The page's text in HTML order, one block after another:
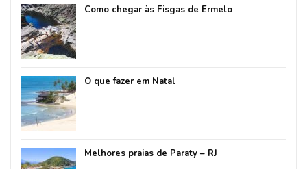
Como chegar às Fisgas de Ermelo
O que fazer em Natal
Melhores praias de Paraty – RJ